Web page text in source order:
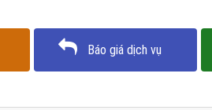
Báo giá dịch vụ